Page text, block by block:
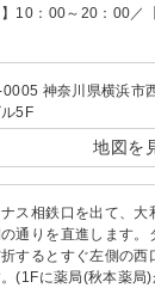
】10：00～20：00／
神奈川県横浜市
5F
地図を
ス相鉄口を出て、大
通りを直進します。
するとすぐ左側の西
(1Fに薬局(秋本薬局)